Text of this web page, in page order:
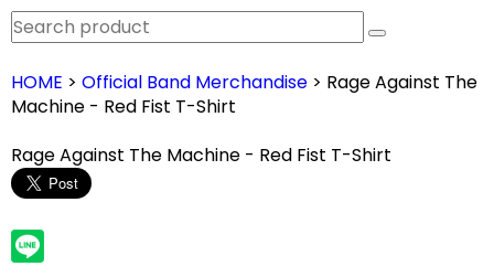
HOME > Official Band Merchandise > Rage Against The
Machine - Red Fist T-Shirt
Rage Against The Machine - Red Fist T-Shirt